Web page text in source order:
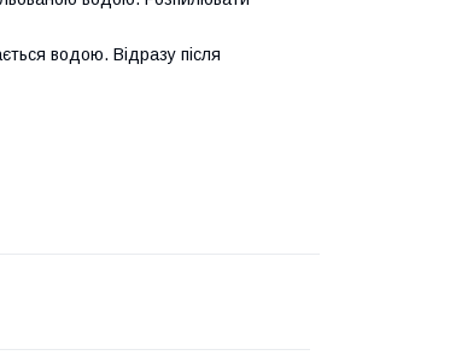
водою. Відразу після